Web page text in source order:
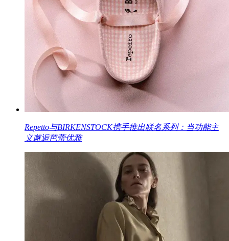
Repetto与BIRKENSTOCK携手推出联名系列：当功能主
义邂逅芭蕾优雅